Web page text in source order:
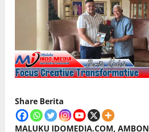
Share Berita
MALUKU IDOMEDIA.COM, AMBON